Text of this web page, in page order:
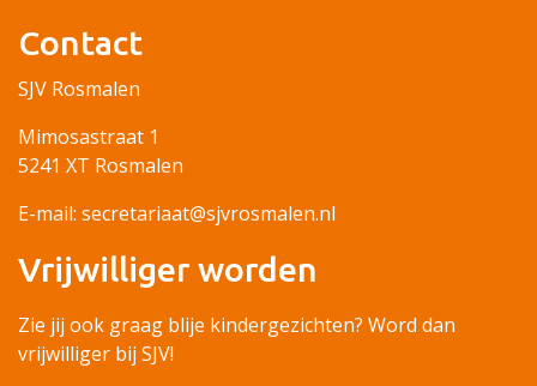
Contact
SJV Rosmalen
Mimosastraat 1
5241 XT Rosmalen
E-mail: secretariaat@sjvrosmalen.nl
Vrijwilliger worden
Zie jij ook graag blije kindergezichten? Word dan
vrijwilliger bij SJV!